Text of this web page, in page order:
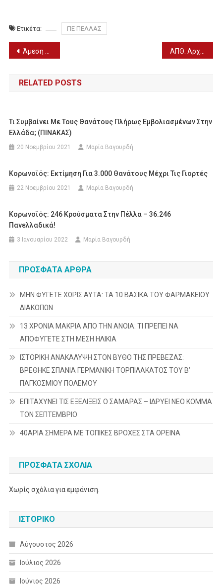
Ετικέτα: ΠΕ ΠΕΛΛΑΣ
Πλοήγηση
άρθρων
Άμεση λύση για το εποχικό επίδομα ζητούν οι εργαζόμενοι στον πολιτισμό
RELATED POSTS
Τι Συμβαίνει Με Τους Θανάτους Πλήρως Εμβολιασμένων Στην
Ελλάδα; (ΠΙΝΑΚΑΣ)
20 Νοεμβρίου 2021 Μαρία Βαγουρδή
Κορωνοϊός: Εκτίμηση Για 3.000 Θανάτους Μέχρι Τις Γιορτές
22 Νοεμβρίου 2021 Μαρία Βαγουρδή
Κορωνοϊός: 246 Κρούσματα Στην Πέλλα – 36.246
Πανελλαδικά!
3 Ιανουαρίου 2022 Μαρία Βαγουρδή
ΠΡΌΣΦΑΤΑ ΆΡΘΡΑ
ΜΗΝ ΦΥΓΕΤΕ ΧΩΡΙΣ ΑΥΤΑ: ΤΑ 10 ΒΑΣΙΚΑ ΤΟΥ ΦΑΡΜΑΚΕΙΟΥ
ΔΙΑΚΟΠΩΝ
13 ΧΡΟΝΙΑ ΜΑΚΡΙΑ ΑΠΟ ΤΗΝ ΑΝΟΙΑ: ΤΙ ΠΡΕΠΕΙ ΝΑ
ΑΠΟΦΥΓΕΤΕ ΣΤΗ ΜΕΣΗ ΗΛΙΚΙΑ
ΙΣΤΟΡΙΚΗ ΑΝΑΚΑΛΥΨΗ ΣΤΟΝ ΒΥΘΟ ΤΗΣ ΠΡΕΒΕΖΑΣ:
ΒΡΕΘΗΚΕ ΣΠΑΝΙΑ ΓΕΡΜΑΝΙΚΗ ΤΟΡΠΙΛΑΚΑΤΟΣ ΤΟΥ Β’
ΠΑΓΚΟΣΜΙΟΥ ΠΟΛΕΜΟΥ
ΕΠΙΤΑΧΥΝΕΙ ΤΙΣ ΕΞΕΛΙΞΕΙΣ Ο ΣΑΜΑΡΑΣ – ΙΔΡΥΕΙ ΝΕΟ ΚΟΜΜΑ
ΤΟΝ ΣΕΠΤΕΜΒΡΙΟ
40ΑΡΙΑ ΣΗΜΕΡΑ ΜΕ ΤΟΠΙΚΕΣ ΒΡΟΧΕΣ ΣΤΑ ΟΡΕΙΝΑ
ΠΡΌΣΦΑΤΑ ΣΧΌΛΙΑ
Χωρίς σχόλια για εμφάνιση.
ΙΣΤΟΡΙΚΌ
Αύγουστος 2026
Ιούλιος 2026
Ιούνιος 2026